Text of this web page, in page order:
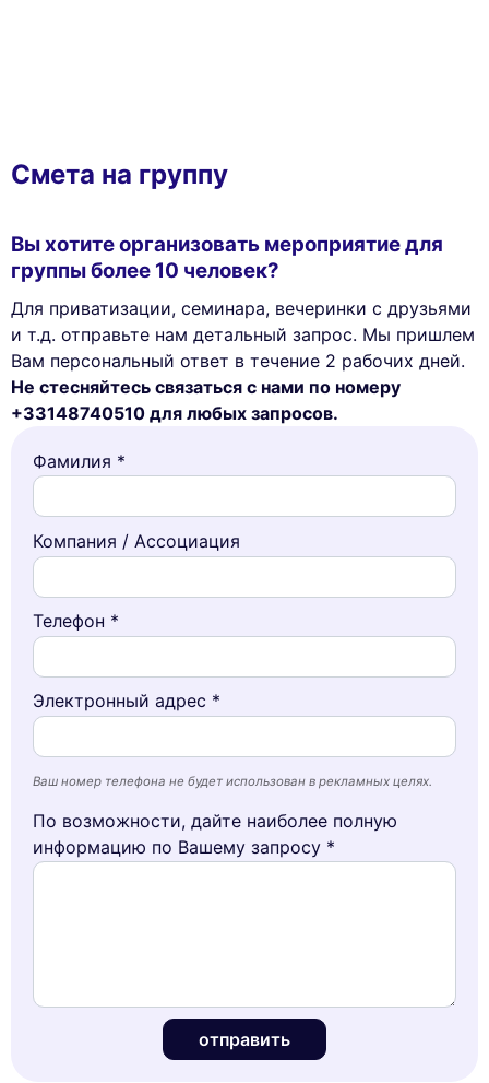
Смета на группу
Вы хотите организовать мероприятие для
группы более 10 человек?
Для приватизации, семинара, вечеринки с друзьями
и т.д. отправьте нам детальный запрос. Мы пришлем
Вам персональный ответ в течение 2 рабочих дней.
Не стесняйтесь связаться с нами по номеру
+33148740510 для любых запросов.
Фамилия *
Компания / Ассоциация
Телефон *
Электронный адрес *
Ваш номер телефона не будет использован в рекламных целях.
По возможности, дайте наиболее полную
информацию по Вашему запросу *
отправить